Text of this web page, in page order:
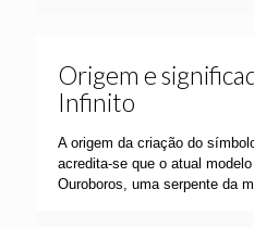
Origem e
Infinito
A origem da criação do
acredita-se que o atual
Ouroboros, uma serpente da